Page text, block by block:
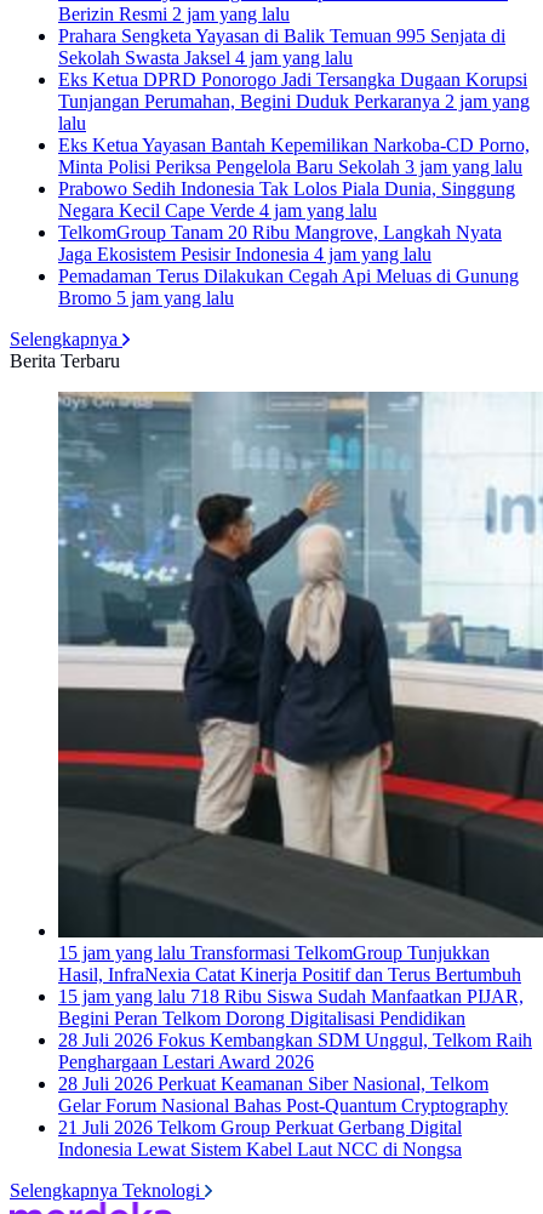
Berizin Resmi 2 jam yang lalu
Prahara Sengketa Yayasan di Balik Temuan 995 Senjata di
Sekolah Swasta Jaksel 4 jam yang lalu
Eks Ketua DPRD Ponorogo Jadi Tersangka Dugaan Korupsi
Tunjangan Perumahan, Begini Duduk Perkaranya 2 jam yang
lalu
Eks Ketua Yayasan Bantah Kepemilikan Narkoba-CD Porno,
Minta Polisi Periksa Pengelola Baru Sekolah 3 jam yang lalu
Prabowo Sedih Indonesia Tak Lolos Piala Dunia, Singgung
Negara Kecil Cape Verde 4 jam yang lalu
TelkomGroup Tanam 20 Ribu Mangrove, Langkah Nyata
Jaga Ekosistem Pesisir Indonesia 4 jam yang lalu
Pemadaman Terus Dilakukan Cegah Api Meluas di Gunung
Bromo 5 jam yang lalu
Selengkapnya
Berita Terbaru
15 jam yang lalu Transformasi TelkomGroup Tunjukkan
Hasil, InfraNexia Catat Kinerja Positif dan Terus Bertumbuh
15 jam yang lalu 718 Ribu Siswa Sudah Manfaatkan PIJAR,
Begini Peran Telkom Dorong Digitalisasi Pendidikan
28 Juli 2026 Fokus Kembangkan SDM Unggul, Telkom Raih
Penghargaan Lestari Award 2026
28 Juli 2026 Perkuat Keamanan Siber Nasional, Telkom
Gelar Forum Nasional Bahas Post-Quantum Cryptography
21 Juli 2026 Telkom Group Perkuat Gerbang Digital
Indonesia Lewat Sistem Kabel Laut NCC di Nongsa
Selengkapnya Teknologi